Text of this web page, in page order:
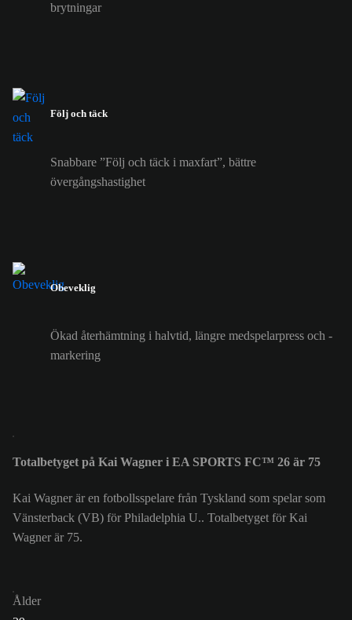
brytningar
Följ och täck
Snabbare ”Följ och täck i maxfart”, bättre
övergångshastighet
Obeveklig
Ökad återhämtning i halvtid, längre medspelarpress och -
markering
Totalbetyget på Kai Wagner i EA SPORTS FC™ 26 är 75
Kai Wagner är en fotbollsspelare från Tyskland som spelar som
Vänsterback (VB) för Philadelphia U.. Totalbetyget för Kai
Wagner är 75.
Ålder